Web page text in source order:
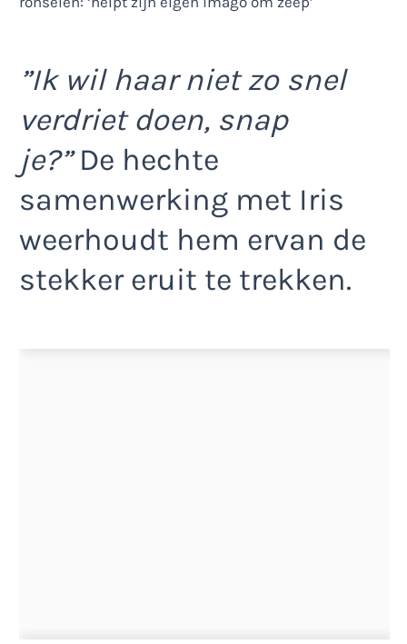
”Ik wil haar niet zo snel
verdriet doen, snap
je?”De hechte
samenwerking met Iris
weerhoudt hem ervan de
stekker eruit te trekken.